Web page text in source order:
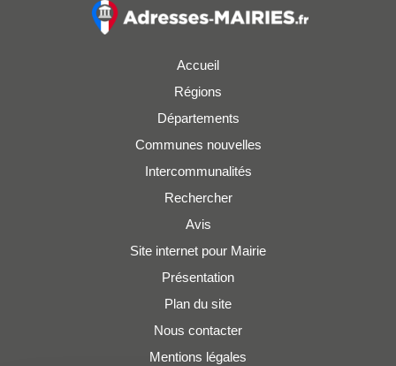
Accueil
Régions
Départements
Communes nouvelles
Intercommunalités
Rechercher
Avis
Site internet pour Mairie
Présentation
Plan du site
Nous contacter
Mentions légales